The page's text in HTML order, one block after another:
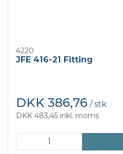
4220
JFE 416-21 Fitting
DKK 386,76 / stk
DKK 483,45 inkl. moms